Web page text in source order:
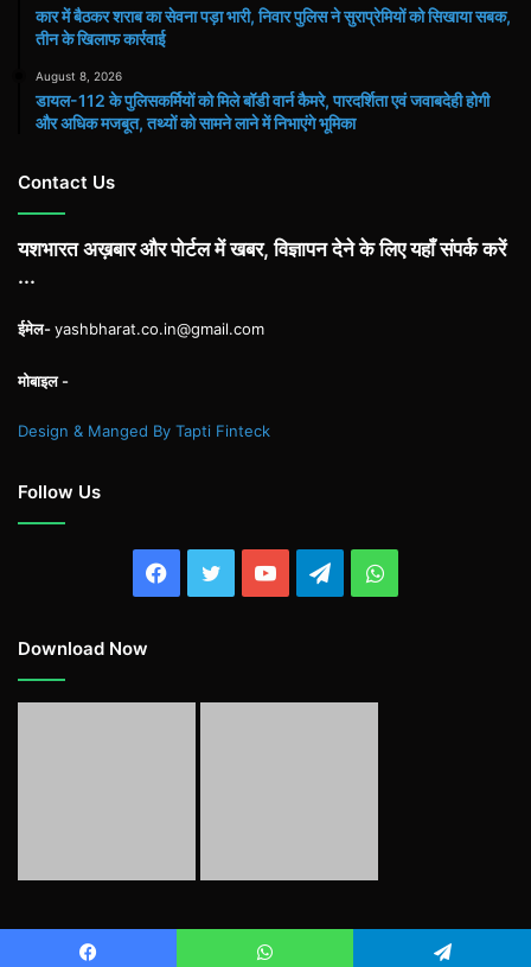
कार में बैठकर शराब का सेवना पड़ा भारी, निवार पुलिस ने सुराप्रेमियों को सिखाया सबक,
तीन के खिलाफ कार्रवाई
August 8, 2026
डायल-112 के पुलिसकर्मियों को मिले बॉडी वार्न कैमरे, पारदर्शिता एवं जवाबदेही होगी
और अधिक मजबूत, तथ्यों को सामने लाने में निभाएंगे भूमिका
Contact Us
यशभारत अख़बार और पोर्टल में खबर, विज्ञापन देने के लिए यहाँ संपर्क करें
...
ईमेल-yashbharat.co.in@gmail.com
मोबाइल -
Design & Manged By Tapti Finteck
Follow Us
Facebook
TwitterYouTubeTelegramWhatsApp
Download Now